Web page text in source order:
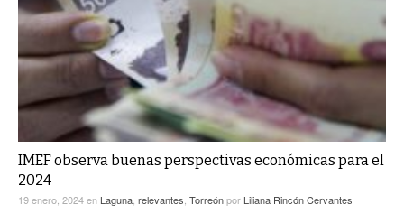
IMEF observa buenas perspectivas económicas para el
2024
19 enero, 2024en Laguna relevantes Torreónpor Liliana Rincón Cervantes